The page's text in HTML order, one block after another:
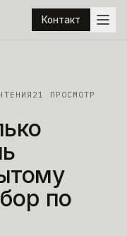
Контакт
21 ПРОСМОТР
по